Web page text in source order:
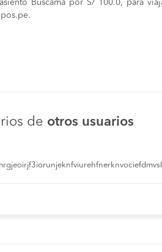
Buscama por S/ 100.0, para
de otros usuarios